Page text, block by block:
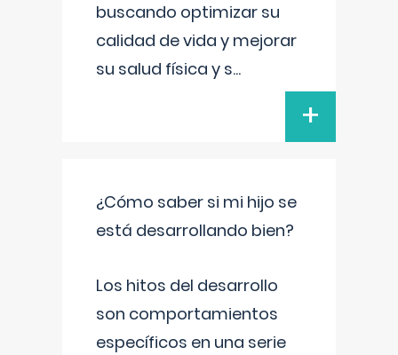
buscando optimizar su
calidad de vida y mejorar
su salud física y s...
+
¿Cómo saber si mi hijo se
está desarrollando bien?
Los hitos del desarrollo
son comportamientos
específicos en una serie